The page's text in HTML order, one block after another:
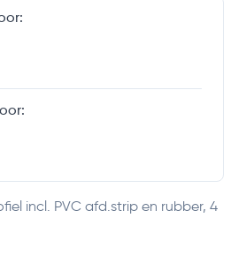
incl. PVC afd.strip en rubber, 4